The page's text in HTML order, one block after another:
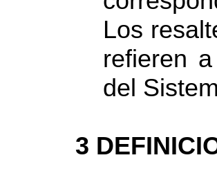
Los
refieren
del
3